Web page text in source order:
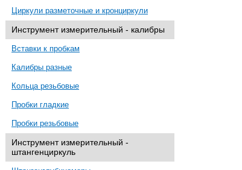
Циркули разметочные и кронциркули
Инструмент измерительный - калибры
Вставки к пробкам
Калибры разные
Кольца резьбовые
Пробки гладкие
Пробки резьбовые
Инструмент измерительный -
штангенциркуль